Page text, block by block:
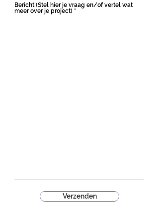
Bericht (Stel hier je vraag en/of vertel wat
meer over je project)
Verzenden